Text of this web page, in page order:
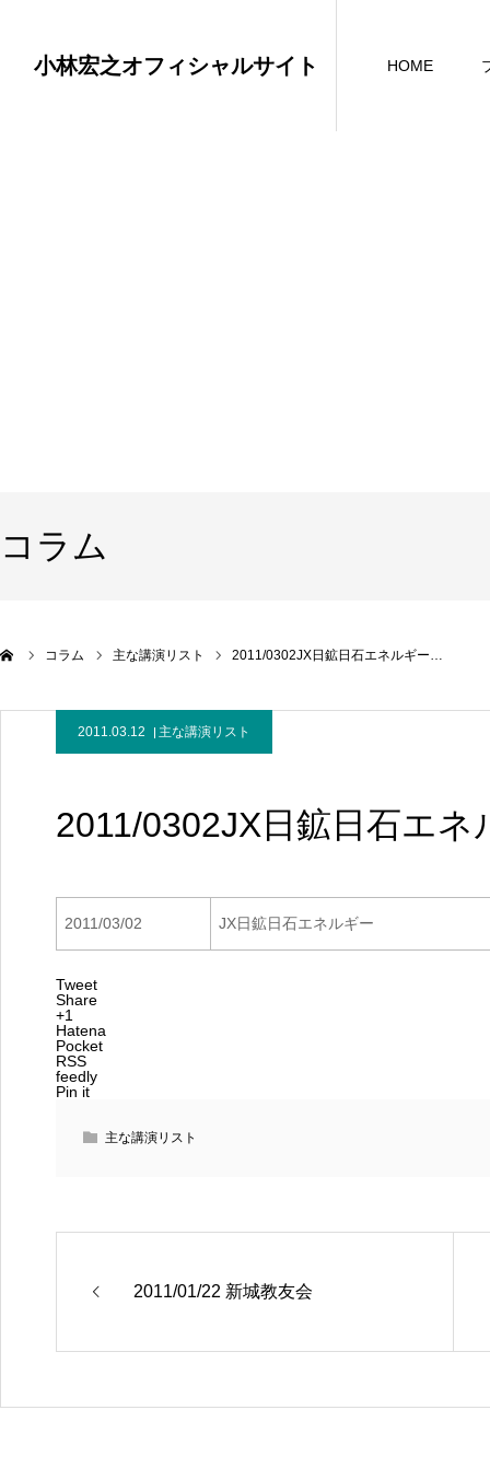
小林宏之オフィシャルサイト HOME
コラム
コラム 主な講演リスト 2011/0302JX日鉱日石エネルギー…
2011.03.12 主な講演リスト
2011/0302JX日鉱日石エネ
2011/03/02 JX日鉱日石エネルギー
Tweet
Share
+1
Hatena
Pocket
RSS
feedly
Pin it
主な講演リスト
2011/01/22 新城教友会